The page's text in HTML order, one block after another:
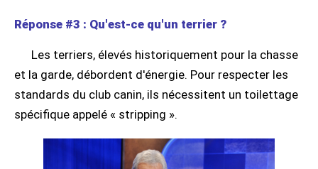
Réponse #3 : Qu'est-ce qu'un terrier ?
Les terriers, élevés historiquement pour la chasse
et la garde, débordent d'énergie. Pour respecter les
standards du club canin, ils nécessitent un toilettage
spécifique appelé « stripping ».